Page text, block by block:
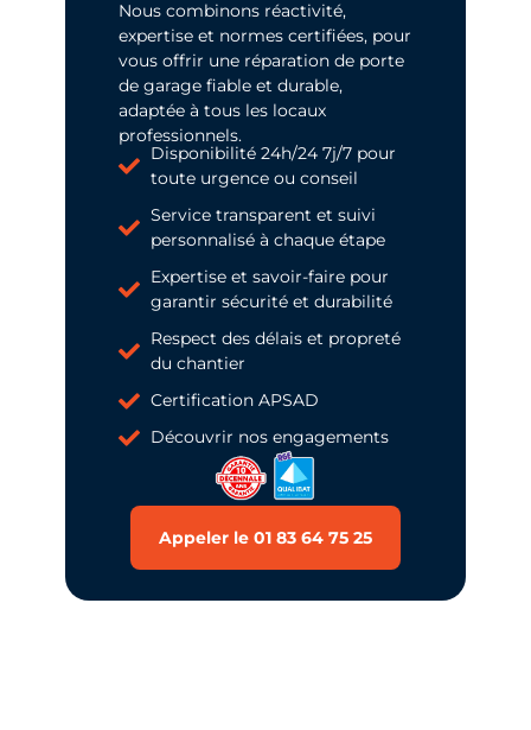
Nous combinons réactivité,
expertise et normes certifiées, pour
vous offrir une réparation de porte
de garage fiable et durable,
adaptée à tous les locaux
professionnels.
Disponibilité 24h/24 7j/7 pour
toute urgence ou conseil
Service transparent et suivi
personnalisé à chaque étape
Expertise et savoir-faire pour
garantir sécurité et durabilité
Respect des délais et propreté
du chantier
Certification APSAD
Découvrir nos engagements
Appeler le 01 83 64 75 25